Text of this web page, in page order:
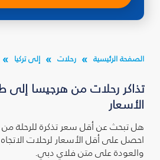
الصفحة الرئيسية رحلات إلى تركيا
تذاكر رحلات من هرجيسا إلى
الأسعار
هل تبحث عن أقل سعر تذكرة للرحلة
احصل على أقل الأسعار لرحلات
والعودة على متن فلاي دبي.